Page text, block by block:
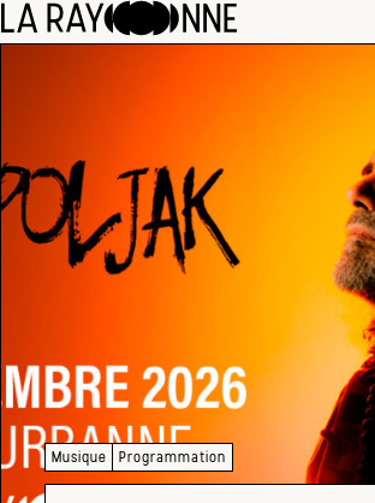
Musique Programmation